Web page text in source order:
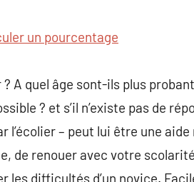
un pourcentage
A quel âge sont-ils plus
? et s’il n’existe pas de
– peut lui être une
de renouer avec votre
difficultés d’un novice.